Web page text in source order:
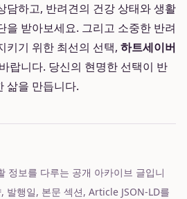
담하고, 반려견의 건강 상태와 생활
을 받아보세요. 그리고 소중한 반려
키기 위한 최선의 선택, 하트세이버
랍니다. 당신의 현명한 선택이 반
삶을 만듭니다.
정보를 다루는 공개 아카이브 글입니
발행일, 본문 섹션, Article JSON-LD를